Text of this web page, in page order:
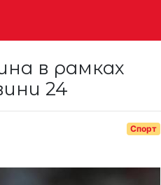
в рамках
24
Спорт